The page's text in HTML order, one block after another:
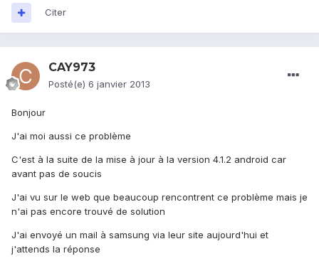
Citer
CAY973
Posté(e) 6 janvier 2013
Bonjour
J'ai moi aussi ce problème
C'est à la suite de la mise à jour à la version 4.1.2 android car
avant pas de soucis
J'ai vu sur le web que beaucoup rencontrent ce problème mais je
n'ai pas encore trouvé de solution
J'ai envoyé un mail à samsung via leur site aujourd'hui et
j'attends la réponse